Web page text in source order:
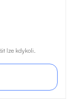
lze kdykoli.